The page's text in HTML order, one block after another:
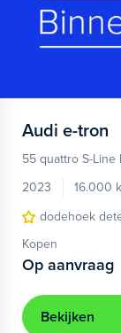
Audi e-tron
55 quattro S-Line
2023
16.000
dodehoek
Kopen
Op aanvraag
Bekijken